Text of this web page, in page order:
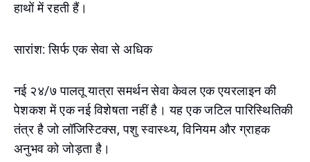
हाथों में रहती हैं।
सारांश: सिर्फ एक सेवा से अधिक
नई २४/७ पालतू यात्रा समर्थन सेवा केवल एक एयरलाइन की
पेशकश में एक नई विशेषता नहीं है। यह एक जटिल पारिस्थितिकी
तंत्र है जो लॉजिस्टिक्स, पशु स्वास्थ्य, विनियम और ग्राहक
अनुभव को जोड़ता है।